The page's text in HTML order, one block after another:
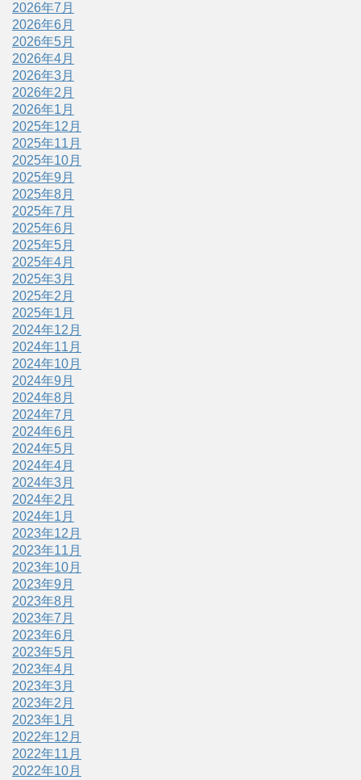
2026年7月
2026年6月
2026年5月
2026年4月
2026年3月
2026年2月
2026年1月
2025年12月
2025年11月
2025年10月
2025年9月
2025年8月
2025年7月
2025年6月
2025年5月
2025年4月
2025年3月
2025年2月
2025年1月
2024年12月
2024年11月
2024年10月
2024年9月
2024年8月
2024年7月
2024年6月
2024年5月
2024年4月
2024年3月
2024年2月
2024年1月
2023年12月
2023年11月
2023年10月
2023年9月
2023年8月
2023年7月
2023年6月
2023年5月
2023年4月
2023年3月
2023年2月
2023年1月
2022年12月
2022年11月
2022年10月